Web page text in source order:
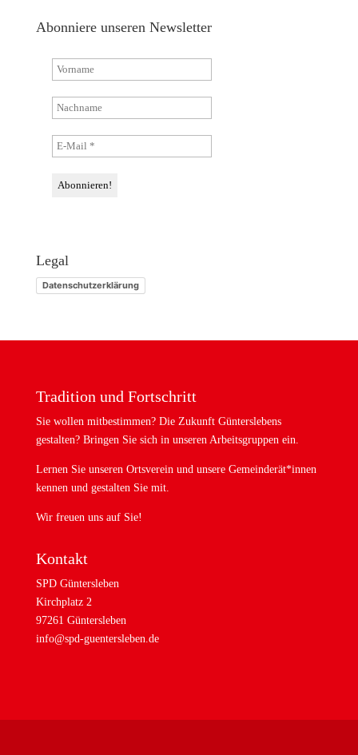
Abonniere unseren Newsletter
Legal
Datenschutzerklärung
Tradition und Fortschritt
Sie wollen mitbestimmen? Die Zukunft Günterslebens
gestalten? Bringen Sie sich in unseren Arbeitsgruppen ein.
Lernen Sie unseren Ortsverein und unsere Gemeinderät*innen
kennen und gestalten Sie mit.
Wir freuen uns auf Sie!
Kontakt
SPD Güntersleben
Kirchplatz 2
97261 Güntersleben
info@spd-guentersleben.de